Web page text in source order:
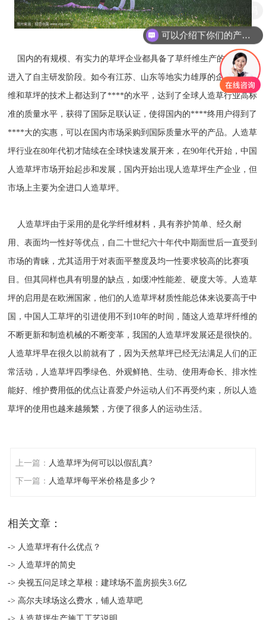
国内的有规模、有实力的草坪企业都具备了草纤维生产的能力，
进入了自主研发阶段。如今有江苏、山东等地实力雄厚的企业在草纤
维和草坪的技术上都达到了****的水平，达到了全球人造草行业高标
准的质量水平，获得了国际足联认证，使得国内的****终用户得到了
****大的实惠，可以在国内市场采购到国际质量水平的产品。人造草
坪行业在80年代初才陆续在全球快速发展开来，在90年代开始，中国
人造草坪市场开始起步和发展，国内开始出现人造草坪生产企业，但
市场上主要为全进口人造草坪。
人造草坪由于采用的是化学纤维材料，具有养护简单、经久耐
用、表面均一性好等优点，自二十世纪六十年代中期面世后一直受到
市场的青睐，尤其适用于对表面平整度及均一性要求较高的比赛项
目。但其同样也具有明显的缺点，如缓冲性能差、硬度大等。人造草
坪的启用是在欧洲国家，他们的人造草坪材质性能总体来说要高于中
国，中国人工草坪的引进使用不到10年的时间，随这人造草坪纤维的
不断更新和制造机械的不断变革，我国的人造草坪发展还是很快的。
人造草坪早在很久以前就有了，因为天然草坪已经无法满足人们的正
常活动，人造草坪四季绿色、外观鲜艳、生动、使用寿命长、排水性
能好、维护费用低的优点让喜爱户外运动人们不再受约束 ，所以人造
草坪的使用也越来越频繁，方便了很多人的运动生活。
上一篇： 人造草坪为何可以以假乱真?
下一篇： 人造草坪每平米价格是多少？
相关文章：
-> 人造草坪有什么优点？
-> 人造草坪的简史
-> 央视五问足球之草根：建球场不盖房损失3.6亿
-> 高尔夫球场这么费水，铺人造草吧
可以介绍下你们的产品么
现在有优惠活动吗